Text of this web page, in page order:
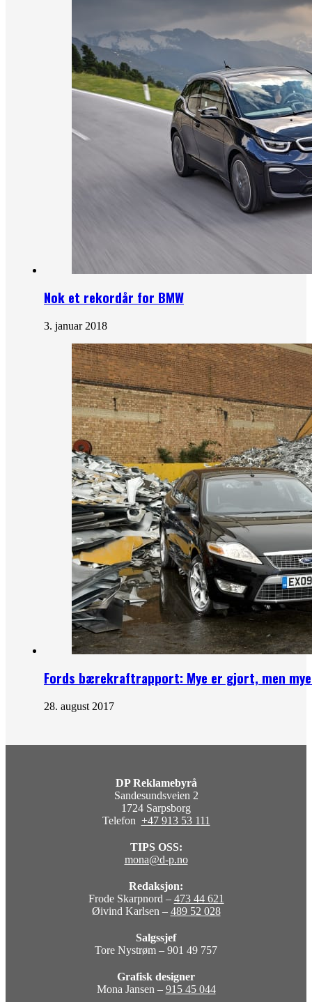
Nok et rekordår for BMW
3. januar 2018
Fords bærekraftrapport: Mye er gjort, men
28. august 2017
DP Reklamebyrå
Sandesundsveien 2
1724 Sarpsborg
Telefon +47 913 53 111
TIPS OSS:
mona@d-p.no
Redaksjon:
Frode Skarpnord – 473 44 621
Øivind Karlsen – 489 52 028
Salgssjef
Tore Nystrøm – 901 49 757
Grafisk designer
Mona Jansen – 915 45 044